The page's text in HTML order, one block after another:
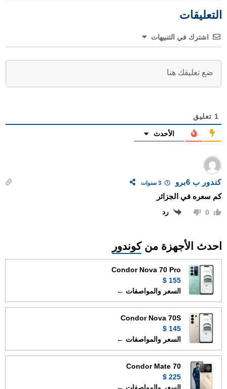
التعليقات
اشترك في التنبيهات
1 تعليق
الأحدث
كندور ب 6برو 3 سنوات
كم سعره في الجزائر
0 رد
احدث الأجهزة منكوندور
Condor Nova 70 Pro
155 $
السعر والمواصفات ←
Condor Nova 70S
145 $
السعر والمواصفات ←
Condor Mate 70
225 $